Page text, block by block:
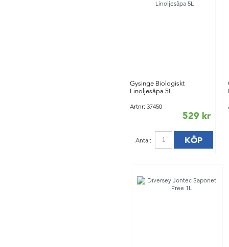
Gysinge Biologiskt
Linoljesåpa 5L
Artnr: 37450
529 kr
Antal: KÖP